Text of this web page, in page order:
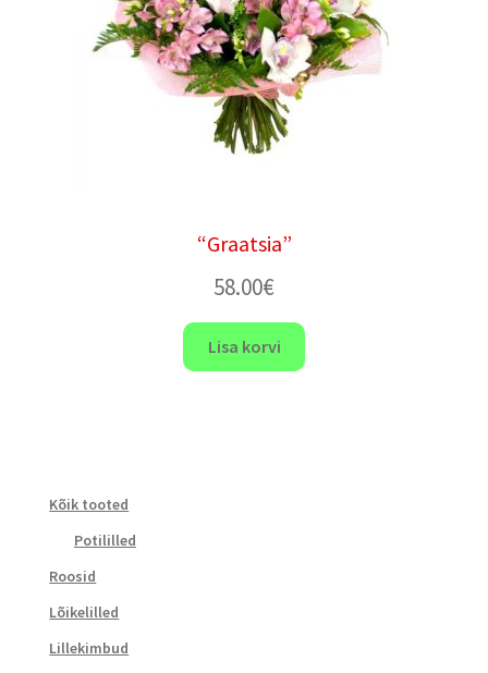
“Graatsia”
58.00€
Lisa korvi
Kõik tooted
Potililled
Roosid
Lõikelilled
Lillekimbud